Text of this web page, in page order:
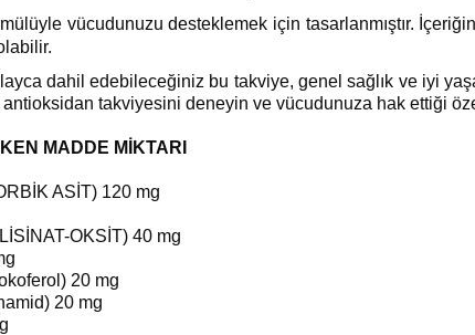
vücudunuzu desteklemek için tasarlanmıştır.
dahil edebileceğiniz bu takviye, genel sağlık ve iyi
takviyesini deneyin ve vücudunuza hak ettiği
MADDE MİKTARI
ASİT) 120 mg
OKSİT) 40 mg
20 mg
20 mg